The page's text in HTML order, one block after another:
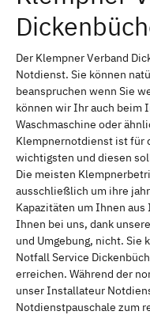
Der Klempner Verband
Notdienst. Sie können
beanspruchen wenn Sie
können wir Ihr auch beim
Waschmaschine oder
Klempnernotdienst ist für
wichtigsten und diesen
Die meisten
ausschließlich um ihre
Kapazitäten um Ihnen
Ihnen bei uns, dank
und Umgebung, nicht. Sie
Notfall Service
erreichen. Während der
unser Installateur
Notdienstpauschale zum